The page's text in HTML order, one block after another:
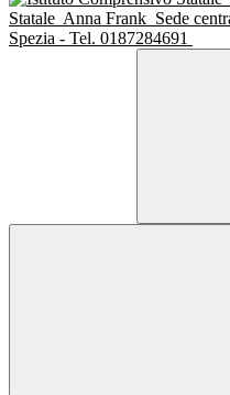
Statale Anna Frank Sede
Spezia - Tel. 0187284691